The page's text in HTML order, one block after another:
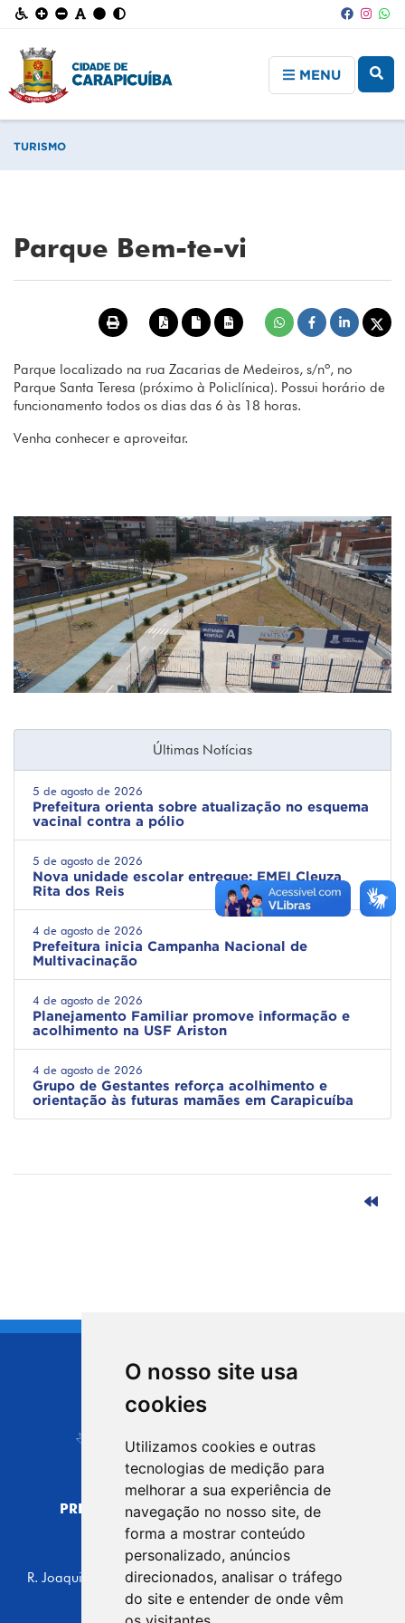
O nosso site usa
cookies
Utilizamos cookies e outras
tecnologias de medição para
melhorar a sua experiência de
navegação no nosso site, de
forma a mostrar conteúdo
personalizado, anúncios
direcionados, analisar o tráfego
do site e entender de onde vêm
MENU
TURISMO
Parque Bem-te-vi
Parque localizado na rua Zacarias de Medeiros, s/nº, no
Parque Santa Teresa (próximo à Policlínica). Possui horário de
funcionamento todos os dias das 6 às 18 horas.
Venha conhecer e aproveitar.
Últimas Notícias
5 de agosto de 2026
Prefeitura orienta sobre atualização no esquema
vacinal contra a pólio
5 de agosto de 2026
Nova unidade escolar entregue: EMEI Cleuza
Rita dos Reis
4 de agosto de 2026
Prefeitura inicia Campanha Nacional de
Multivacinação
4 de agosto de 2026
Planejamento Familiar promove informação e
acolhimento na USF Ariston
4 de agosto de 2026
Grupo de Gestantes reforça acolhimento e
orientação às futuras mamães em Carapicuíba
CIDADE DE
Carapicuíba
PREFEITURA MUNICIPAL DE CARAPICUÍBA
CNPJ: 44.892.693/0001-40
CENTRO ADMINISTRATIVO
R. Joaquim das Neves, 211 - Vila Caldas, Carapicuíba/SP
CEP: 06310-030, Brasil
Telefone: 4164-5500